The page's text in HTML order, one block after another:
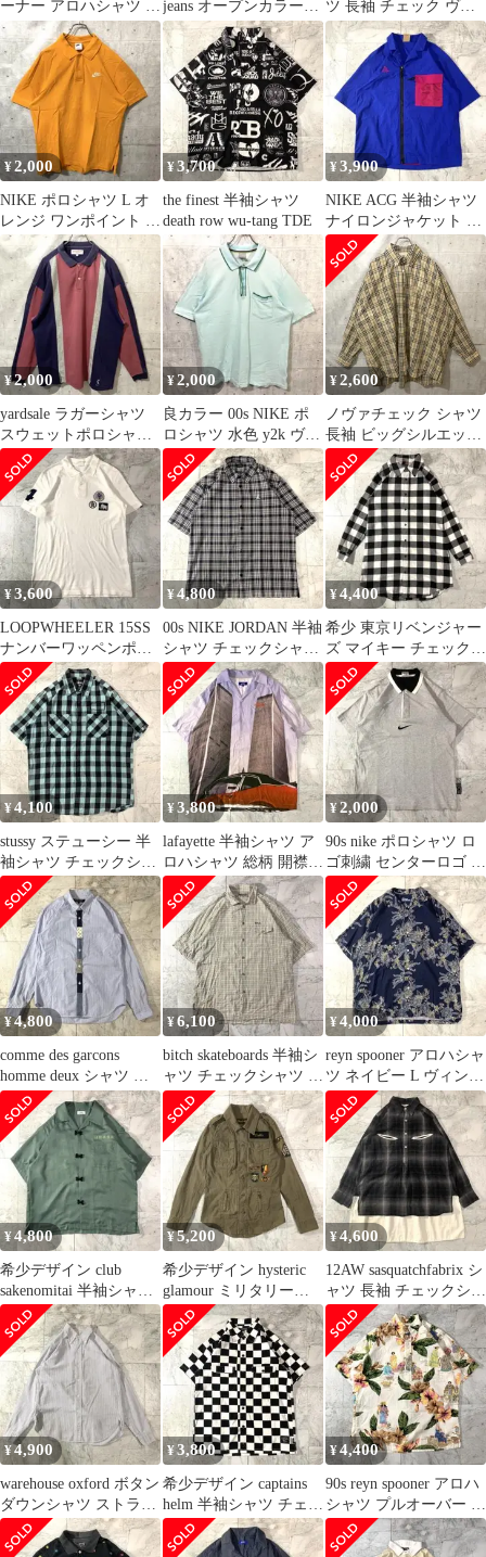
ーナー アロハシャツ イ
エロー
jeans オープンカラーシ
ャツ ドット ブラック
ツ 長袖 チェック ヴィ
ンテージ
¥2,000
NIKE ポロシャツ L オ
レンジ ワンポイント ロ
ゴ刺繍
¥3,700
the finest 半袖シャツ
death row wu-tang TDE
¥3,900
NIKE ACG 半袖シャツ
ナイロンジャケット L
メッシュ テック系
¥2,000
yardsale ラガーシャツ
スウェットポロシャツ
XL オールドスケート
¥2,000
良カラー 00s NIKE ポ
ロシャツ 水色 y2k ヴィ
ンテージ
¥2,600
ノヴァチェック シャツ
長袖 ビッグシルエット
オーバーサイズ 韓国
¥3,600
LOOPWHEELER 15SS
ナンバーワッペンポロ
シャツ
¥4,800
00s NIKE JORDAN 半袖
シャツ チェックシャツ
XL フリンジ
¥4,400
希少 東京リベンジャー
ズ マイキー チェックシ
ャツ オフィシャル
¥4,100
stussy ステューシー 半
袖シャツ チェックシャ
ツ old stussy
¥3,800
lafayette 半袖シャツ ア
ロハシャツ 総柄 開襟
XL
¥2,000
90s nike ポロシャツ ロ
ゴ刺繍 センターロゴ ヴ
ィンテージ
¥4,800
comme des garcons
homme deux シャツ 長
袖
¥6,100
bitch skateboards 半袖シ
ャツ チェックシャツ L
90s
¥4,000
reyn spooner アロハシャ
ツ ネイビー L ヴィンテ
ージ
¥4,800
希少デザイン club
sakenomitai 半袖シャツ
チャイナシャツ
¥5,200
希少デザイン hysteric
glamour ミリタリージ
ャケット シャツ
¥4,600
12AW sasquatchfabrix シ
ャツ 長袖 チェックシャ
ツ 変形
¥4,900
warehouse oxford ボタン
ダウンシャツ ストライ
プ
¥3,800
希少デザイン captains
helm 半袖シャツ チェッ
ク
¥4,400
90s reyn spooner アロハ
シャツ プルオーバー ヴ
ィンテージ